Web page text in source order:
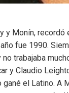
y Monín, recordó
fue 1990.
trabajaba
y Claudio
el Latino.